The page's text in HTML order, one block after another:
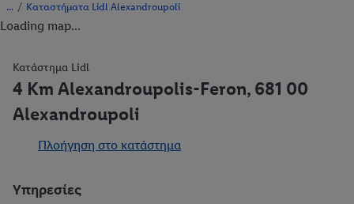
/ Καταστήματα Lidl Alexandroupoli
Loading map...
Κατάστημα Lidl
4 Km Alexandroupolis-Feron, 681 00
Alexandroupoli
Πλοήγηση στο κατάστημα
Υπηρεσίες